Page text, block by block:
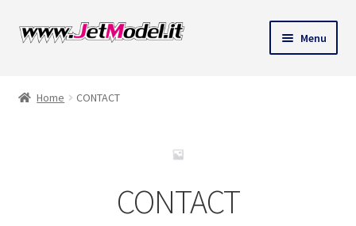
Vai
alla
Vai
Menu
Home CONTACT
CONTACT